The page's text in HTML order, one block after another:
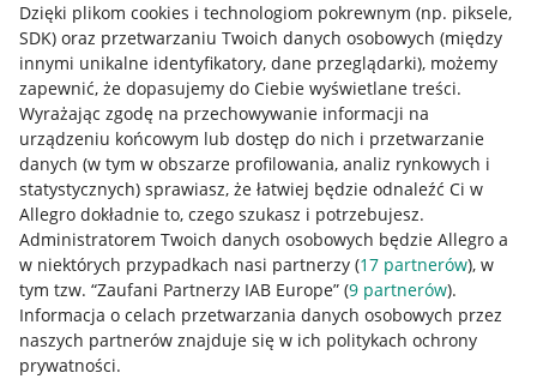
Dzięki plikom cookies i technologiom pokrewnym (np. piksele,
SDK) oraz przetwarzaniu Twoich danych osobowych (między
innymi unikalne identyfikatory, dane przeglądarki), możemy
zapewnić, że dopasujemy do Ciebie wyświetlane treści.
Wyrażając zgodę na przechowywanie informacji na
urządzeniu końcowym lub dostęp do nich i przetwarzanie
danych (w tym w obszarze profilowania, analiz rynkowych i
statystycznych) sprawiasz, że łatwiej będzie odnaleźć Ci w
Allegro dokładnie to, czego szukasz i potrzebujesz.
Administratorem Twoich danych osobowych będzie Allegro a
w niektórych przypadkach nasi partnerzy (17 partnerów), w
tym tzw. “Zaufani Partnerzy IAB Europe” (9 partnerów).
Informacja o celach przetwarzania danych osobowych przez
naszych partnerów znajduje się w ich politykach ochrony
prywatności.
Przydatne informacje
Jak to działa
Napisz do nas